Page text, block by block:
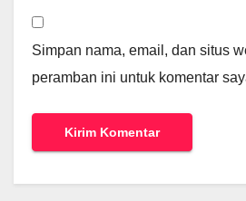
Simpan nama, email, dan situs
peramban ini untuk komentar